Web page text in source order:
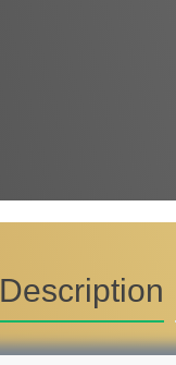
Description